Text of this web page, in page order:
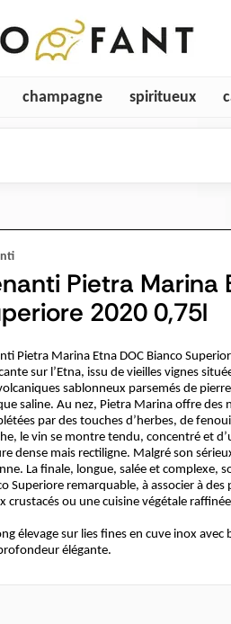
champagne spiritueux
Pietra Marina
2020 0,75l
Pietra Marina Etna DOC Bianco
sur l’Etna, issu de vieilles vignes
sablonneux parsemés de
saline. Au nez, Pietra Marina offre
par des touches d’herbes, de
le vin se montre tendu, concentré et
dense mais rectiligne. Malgré son
La finale, longue, salée et complexe,
Superiore remarquable, à associer à
crustacés ou une cuisine végétale
élevage sur lies fines en cuve inox
élégante.